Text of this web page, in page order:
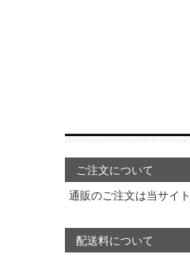
ご注文について
通販のご注文は当サイ
配送料について